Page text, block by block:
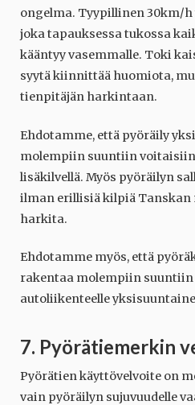
ongelma. Tyypillinen 30km/
joka tapauksessa tukossa
kääntyy vasemmalle. Toki
syytä kiinnittää huomiota,
tienpitäjän harkintaan.
Ehdotamme, että pyöräily
molempiin suuntiin
lisäkilvellä. Myös pyöräilyn
ilman erillisiä kilpiä Tanskan
harkita.
Ehdotamme myös, että
rakentaa molempiin suuntiin
autoliikenteelle
7. Pyörätiemerkin
Pyörätien käyttövelvoite on
vain pyöräilyn sujuvuudelle